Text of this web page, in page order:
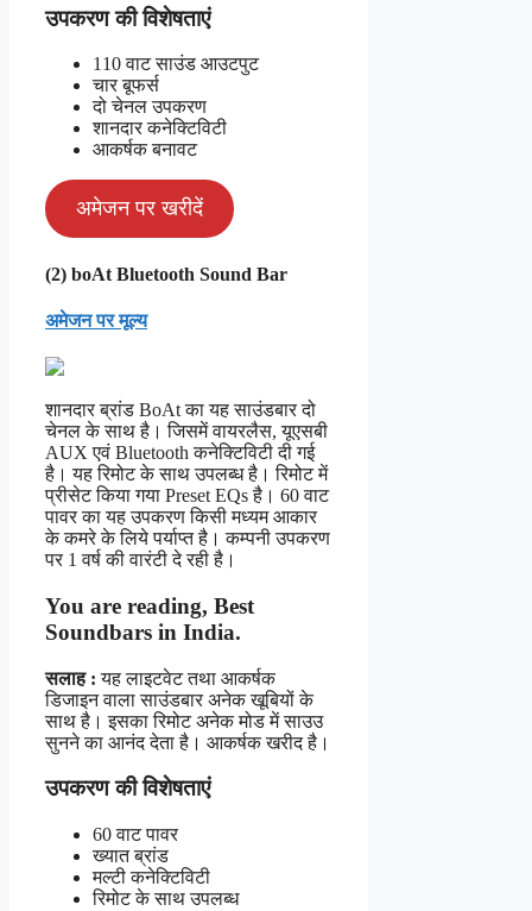
उपकरण की विशेषताएं
110 वाट साउंड आउटपुट
चार बूफर्स
दो चेनल उपकरण
शानदार कनेक्टिविटी
आकर्षक बनावट
अमेजन पर खरीदें
(2) boAt Bluetooth Sound Bar
अमेजन पर मूल्य
शानदार ब्रांड BoAt का यह साउंडबार दो
चेनल के साथ है। जिसमें वायरलैस, यूएसबी
AUX एवं Bluetooth कनेक्टिविटी दी गई
है। यह रिमोट के साथ उपलब्ध है। रिमोट में
प्रीसेट किया गया Preset EQs है। 60 वाट
पावर का यह उपकरण किसी मध्यम आकार
के कमरे के लिये पर्याप्त है। कम्पनी उपकरण
पर 1 वर्ष की वारंटी दे रही है।
You are reading, Best
Soundbars in India.
सलाह :यह लाइटवेट तथा आकर्षक
डिजाइन वाला साउंडबार अनेक खूबियों के
साथ है। इसका रिमोट अनेक मोड में साउउ
सुनने का आनंद देता है। आकर्षक खरीद है।
उपकरण की विशेषताएं
60 वाट पावर
ख्यात ब्रांड
मल्टी कनेक्टिविटी
रिमोट के साथ उपलब्ध